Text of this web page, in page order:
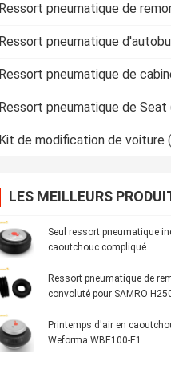
Ressort pneumatique de
Ressort pneumatique
Ressort pneumatique de
Ressort pneumatique de Seat
Kit de modification de voiture
LES MEILLEURS
Seul ressort pneumatique
caoutchouc compliqué
Ressort pneumatique de
convoluté pour SAMRO
Printemps d'air en
Weforma WBE100-E1